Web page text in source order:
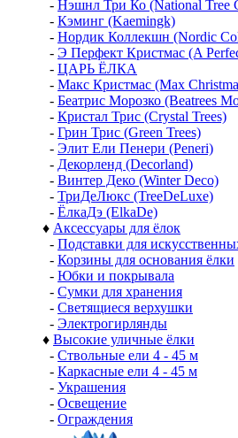
- Нэшнл Три Ко (National Tree
- Кэминг (Kaemingk)
- Нордик Коллекшн (Nordic
- Э Перфект Кристмас (A
- ЦАРЬ ЁЛКА
- Макс Кристмас (Max
- Беатрис Морозко (Beatrees
- Кристал Трис (Crystal Trees)
- Грин Трис (Green Trees)
- Элит Ели Пенери (Peneri)
- Декорленд (Decorland)
- Винтер Деко (Winter Deco)
- ТриДеЛюкс (TreeDeLuxe)
- ЁлкаДэ (ElkaDe)
♦ Аксессуары для ёлок
- Подставки для
- Корзины для основания ёлки
- Юбки и покрывала
- Сумки для хранения
- Светящиеся верхушки
- Электрогирлянды
♦ Высокие уличные ёлки
- Ствольные ели 4 - 45 м
- Каркасные ели 4 - 45 м
- Украшения
- Освещение
- Ограждения